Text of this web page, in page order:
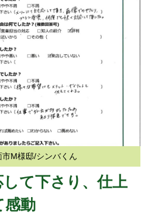
市M様邸/シンバくん
て下さり、仕上
感動